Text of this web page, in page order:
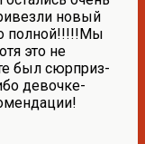
новый
полной!!!!!Мы
это не
был сюрприз-
девочке-